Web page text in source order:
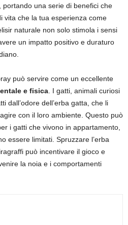
una serie di benefici che
vita che la tua esperienza come
naturale non solo stimola i sensi
un impatto positivo e duraturo
può servire come un eccellente
e fisica . I gatti, animali curiosi
dall’odore dell’erba gatta, che li
con il loro ambiente. Questo può
i gatti che vivono in appartamento,
essere limitati. Spruzzare l’erba
può incentivare il gioco e
la noia e i comportamenti